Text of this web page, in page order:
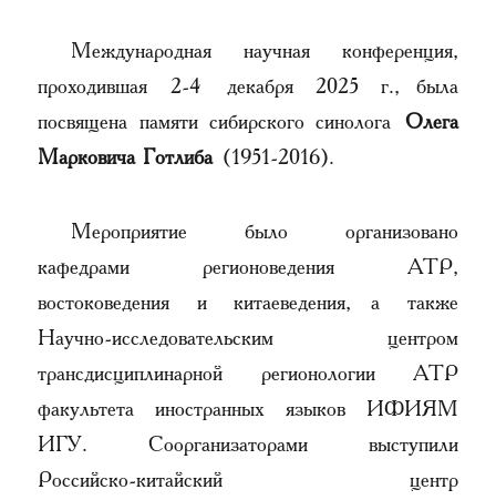
Международная научная конференция,
проходившая 2-4 декабря 2025 г., была
посвящена памяти сибирского синолога Олега
Марковича Готлиба(1951-2016).
Мероприятие было организовано
кафедрами регионоведения АТР,
востоковедения и китаеведения, а также
Научно-исследовательским центром
трансдисциплинарной регионологии АТР
факультета иностранных языков ИФИЯМ
ИГУ. Соорганизаторами выступили
Российско-китайский центр